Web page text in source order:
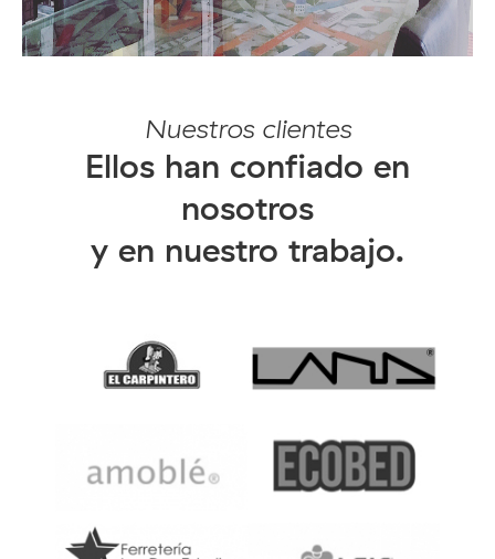
Nuestros clientes
Ellos han confiado en
nosotros
y en nuestro trabajo.